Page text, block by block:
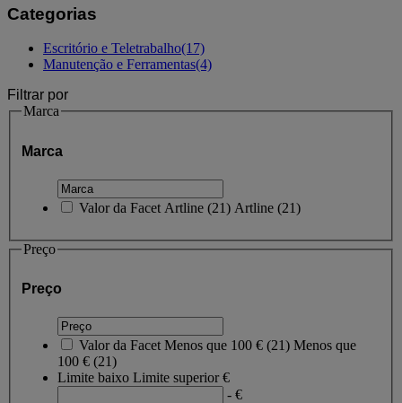
Categorias
Escritório e Teletrabalho(17)
Manutenção e Ferramentas(4)
Filtrar por
Marca
Marca
Valor da Facet Artline (21) Artline (21)
Preço
Preço
Valor da Facet Menos que 100 € (21) Menos que
100 € (21)
Limite baixo Limite superior€
- €